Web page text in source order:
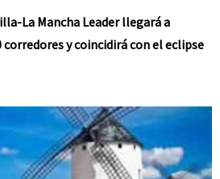
La Mancha Leader llegará a
corredores y coincidirá con el eclipse